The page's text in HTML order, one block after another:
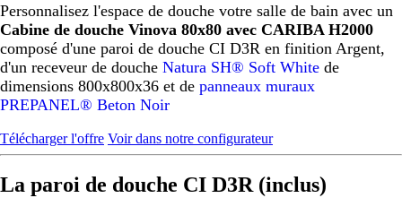
Personnalisez l'espace de douche votre salle de bain avec un
Cabine de douche Vinova 80x80 avec CARIBA H2000
composé d'une paroi de douche CI D3R en finition Argent,
d'un receveur de douche Natura SH® Soft White de
dimensions 800x800x36 et de panneaux muraux
PREPANEL® Beton Noir
Télécharger l'offre Voir dans notre configurateur
La paroi de douche CI D3R (inclus)